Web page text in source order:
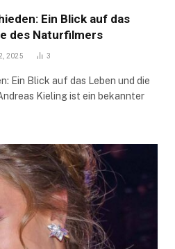
Ein Blick auf das
des Naturfilmers
2025 3
Ein Blick auf das Leben und die
Kieling ist ein bekannter